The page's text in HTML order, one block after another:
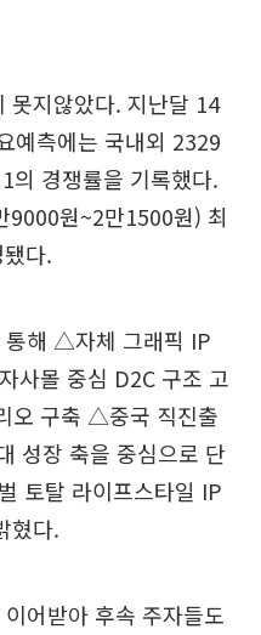
못지않았다. 지난달 14
예측에는 국내외 2329
의 경쟁률을 기록했다.
9000원~2만1500원) 최
다.
통해 △자체 그래픽 IP
사몰 중심 D2C 구조 고
오 구축 △중국 직진출
성장 축을 중심으로 단
토탈 라이프스타일 IP
혔다.
어받아 후속 주자들도